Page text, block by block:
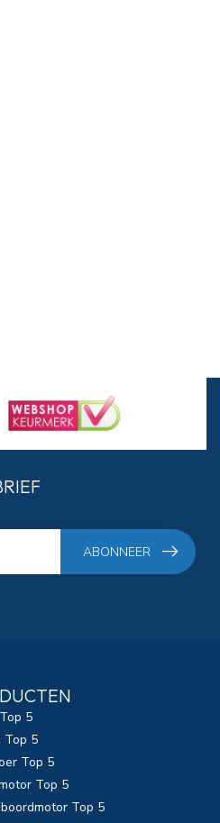
ABONNEER
5
Top 5
Top 5
Top 5
Top 5